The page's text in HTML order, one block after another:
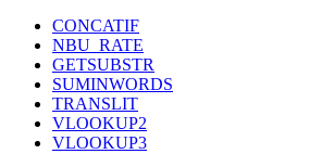
CONCATIF
NBU_RATE
GETSUBSTR
SUMINWORDS
TRANSLIT
VLOOKUP2
VLOOKUP3